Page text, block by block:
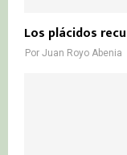
Los plácidos
Por Juan Royo Abenia